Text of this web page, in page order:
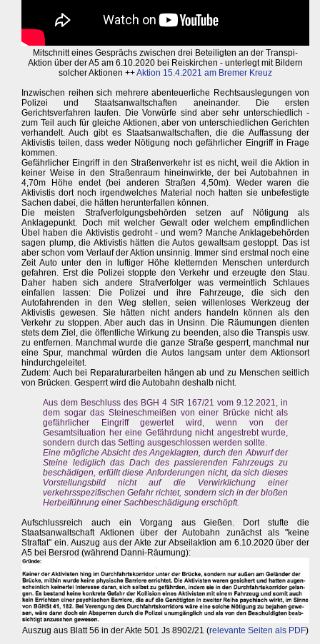
Mitschnitt eines Gesprächs zwischen drei Beteiligten an der Transpi-
Aktion über der A5 am 6.10.2020 bei Reiskirchen - unterlegt mit Bildern
solcher Aktionen ++Aktion 15.4.2021 am Bremer Kreuz
Inzwischen reihen sich mehrere abenteuerliche Rechtsauslegungen von
Polizei und Staatsanwaltschaften aneinander. Die ersten
Gerichtsverfahren laufen. Die Vorwürfe sind aber sehr unterschiedlich -
zum Teil auch für gleiche Aktionen, aber von unterschiedlichen Gerichten
verhandelt. Auch gibt es Staatsanwaltschaften, die die Auffassung der
Aktivistis teilen, dass weder Nötigung noch gefährlicher Eingriff in Frage
kommen.
Gefährlicher Eingriff in den Straßenverkehr ist es nicht, weil die Aktion in
keiner Weise in den Straßenraum hineinwirkte, der bei Autobahnen in
4,70m Höhe endet (bei anderen Straßen 4,50m). Weder waren die
Aktivistis dort noch irgendwelches Material noch hatten sie unbefestigte
Sachen dabei, die hätten herunterfallen können.
Die meisten Strafverfolgungsbehörden setzen auf Nötigung als
Anklagepunkt. Doch mit welcher Gewalt oder welchem empfindlichen
Übel haben die Aktivistis gedroht - und wem? Manche Anklagebehörden
sagen plump, die Aktivistis hätten die Autos gewaltsam gestoppt. Das ist
aber schon vom Verlauf der Aktion unsinnig. Immer sind erstmal noch eine
Zeit Auto unter den in luftiger Höhe kletternden Menschen unterdurch
gefahren. Erst die Polizei stoppte den Verkehr und erzeugte den Stau.
Daher haben sich andere Strafverfolger was vermeintlich Schlaues
einfallen lassen: Die Polizei und ihre Fahrzeuge, die sich den
Autofahrenden in den Weg stellen, seien willenloses Werkzeug der
Aktivistis gewesen. Sie hätten nicht anders handeln können als den
Verkehr zu stoppen. Aber auch das in Unsinn. Die Räumungen dienten
stets dem Ziel, die öffentliche Wirkung zu beenden, also die Transpis usw.
zu entfernen. Manchmal wurde die ganze Straße gesperrt, manchmal nur
eine Spur, manchmal würden die Autos langsam unter dem Aktionsort
hindurchgeleitet.
Zudem: Auch bei Reparaturarbeiten hängen ab und zu Menschen seitlich
von Brücken. Gesperrt wird die Autobahn deshalb nicht.
Aus dem Beschluss des BGH 4 StR 167/21 vom 9.12.2021, in
dem sogar das Steineschmeißen von einer Brücke nicht als
gefährlicher Eingriff gewertet wird, wenn von der
Gesamtsituation her eine Gefährdung nicht angestrebt wurde,
sondern durch das Setting ausgeschlossen werden sollte.
Eine mögliche Absicht des Angeklagten, durch den Abwurf der
Steine lediglich das Dach des passierenden Fahrzeugs zu
beschädigen, erfüllt diese Anforderungen nicht, da sich dieses
Vorstellungsbild nicht auf die Verwirklichung einer
verkehrsspezifischen Gefahr richtet, sondern sich in der bloßen
Herbeiführung einer Sachbeschädigung erschöpft.
Aufschlussreich auch ein Vorgang aus Gießen. Dort stufte die
Staatsanwaltschaft Aktionen über der Autobahn zunächst als "keine
Straftat" ein. Auszug aus der Akte zur Abseilaktion am 6.10.2020 über der
A5 bei Bersrod (während Danni-Räumung):
Auszug aus Blatt 56 in der Akte 501 Js 8902/21 (relevante Seiten als PDF)